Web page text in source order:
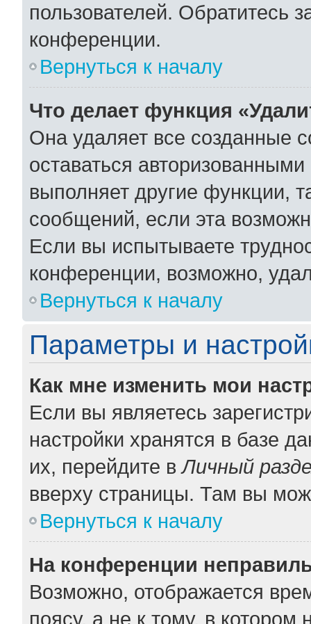
пользователей. Обратитесь
конференции.
Вернуться к началу
Что делает функция
Она удаляет все созданные
оставаться
выполняет другие функции,
сообщений, если эта
Если вы испытываете
конференции, возможно,
Вернуться к началу
Параметры и
Как мне изменить мои
Если вы являетесь
настройки хранятся в базе
их, перейдите вЛичный
вверху страницы. Там вы
Вернуться к началу
На конференции
Возможно, отображается
поясу, а не к тому, в